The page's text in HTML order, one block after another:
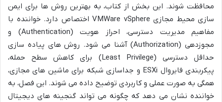
محافظت شوند. این بخش از کتاب، به بهترین روش ها برای ایمن
سازی محیط مجازی VMWare vSphere اختصاص دارد. خواننده با
مفاهیم مدیریت دسترسی، احراز هویت (Authentication) و
مجوزدهی (Authorization) آشنا می شود. روش های پیاده سازی
حداقل دسترسی (Least Privilege) برای کاهش سطح حمله،
پیکربندی فایروال ESXi و جداسازی شبکه برای ماشین های مجازی،
همگی به صورت عملی و کاربردی توضیح داده می شوند. این فصل، به
خواننده نشان می دهد که چگونه می تواند گنجینه های دیجیتال